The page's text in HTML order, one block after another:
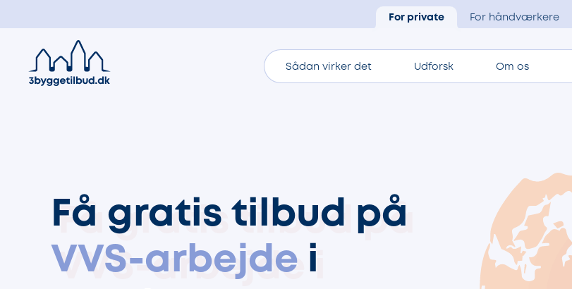
For private For håndværkere
Sådan virker det Udforsk Om os
Få gratis tilbud på
VVS-arbejde i